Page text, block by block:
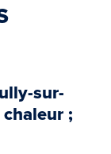
sur-
;